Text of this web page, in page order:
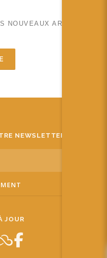
NOUVEAUX ARTICLES
NEWSLETTER
JOUR